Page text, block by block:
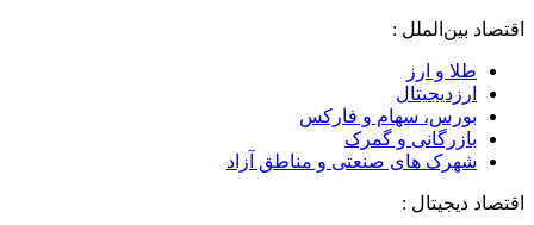
اقتصاد بین‌الملل :
طلا و ارز
ارزدیجیتال
بورس، سهام و فارکس
بازرگانی و گمرک
شهرک های صنعتی و مناطق آزاد
اقتصاد دیجیتال :